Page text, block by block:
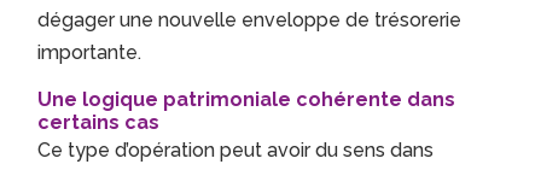
dégager une nouvelle enveloppe de trésorerie
importante.
Une logique patrimoniale cohérente dans
certains cas
Ce type d’opération peut avoir du sens dans